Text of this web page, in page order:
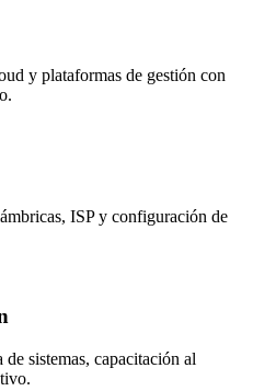
y plataformas de gestión con
ISP y configuración de
sistemas, capacitación al